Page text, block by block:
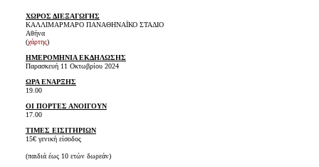
ΧΩΡΟΣ ΔΙΕΞΑΓΩΓΗΣ
ΚΑΛΛΙΜΑΡΜΑΡΟ ΠΑΝΑΘΗΝΑΪΚΟ ΣΤΑΔΙΟ
Αθήνα
(χάρτης)
ΗΜΕΡΟΜΗΝΙΑ ΕΚΔΗΛΩΣΗΣ
Παρασκευή 11 Οκτωβρίου 2024
ΩΡΑ ΕΝΑΡΞΗΣ
19.00
ΟΙ ΠΟΡΤΕΣ ΑΝΟΙΓΟΥΝ
17.00
ΤΙΜΕΣ ΕΙΣΙΤΗΡΙΩΝ
15€ γενική είσοδος
(παιδιά έως 10 ετών δωρεάν)